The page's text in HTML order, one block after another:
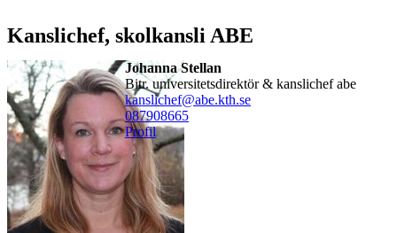
Kanslichef, skolkansli ABE
Johanna Stellan
bitr. universitetsdirektör & kanslichef abe
kanslichef@abe.kth.se
087908665
Profil